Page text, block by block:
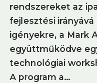
rendszereket az
fejlesztési
igényekre, a Mark
együttműködve
technológiai
A program a…